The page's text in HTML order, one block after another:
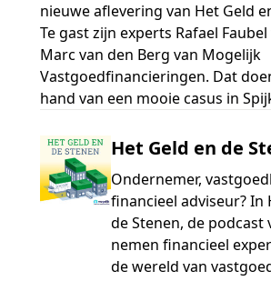
nieuwe aflevering van Het Geld
Te gast zijn experts Rafael
Marc van den Berg van Mogelijk
Vastgoedfinancieringen. Dat
hand van een mooie casus in
Het Geld en de
Ondernemer,
financieel adviseur? In
de Stenen, de podcast
nemen financieel
de wereld van